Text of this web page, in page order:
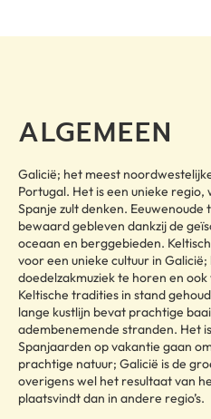
ALGEMEEN
Galicië; het meest
Portugal. Het is een unieke
Spanje zult denken.
bewaard gebleven dankzij de
oceaan en berggebieden.
voor een unieke cultuur in
doedelzakmuziek te horen en
Keltische tradities in stand
lange kustlijn bevat prachtige
adembenemende stranden. Het
Spanjaarden op vakantie gaan
prachtige natuur; Galicië is de
overigens wel het resultaat van
plaatsvindt dan in andere regio’s.